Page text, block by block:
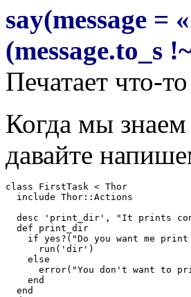
say(message =
(message.to_s
Печатает что-
Когда мы
давайте
class FirstTask < Thor
  include Thor::Actions
desc 'print_dir', "It prints
  def print_dir
if yes?("Do you want me
      run('dir')
    else
error("You don't want to
    end
  end